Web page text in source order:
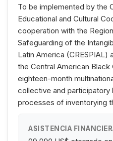
To be implemented by the
Educational and Cultural
cooperation with the
Safeguarding of the
Latin America
the Central American Black
eighteen-month
collective and participatory
processes of inventorying
ASISTENCIA